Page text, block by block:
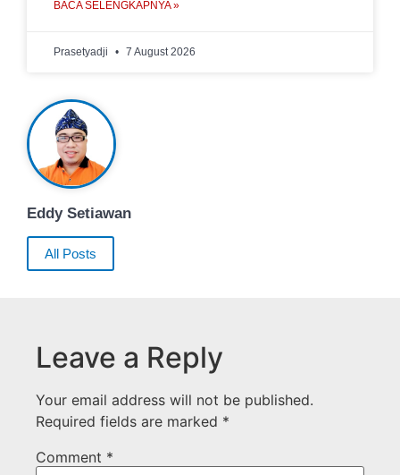
Eddy Setiawan
All Posts
BACA SELENGKAPNYA »
Prasetyadji 7 August 2026
Leave a Reply
Your email address will not be published.
Required fields are marked *
Comment *